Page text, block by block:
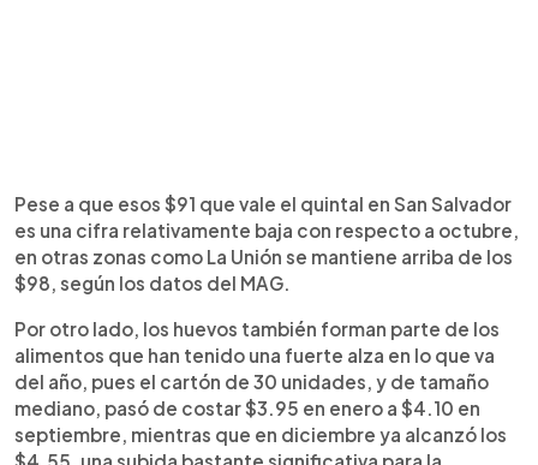
Pese a que esos $91 que vale el quintal en San Salvador
es una cifra relativamente baja con respecto a octubre,
en otras zonas como La Unión se mantiene arriba de los
$98, según los datos del MAG.
Por otro lado, los huevos también forman parte de los
alimentos que han tenido una fuerte alza en lo que va
del año, pues el cartón de 30 unidades, y de tamaño
mediano, pasó de costar $3.95 en enero a $4.10 en
septiembre, mientras que en diciembre ya alcanzó los